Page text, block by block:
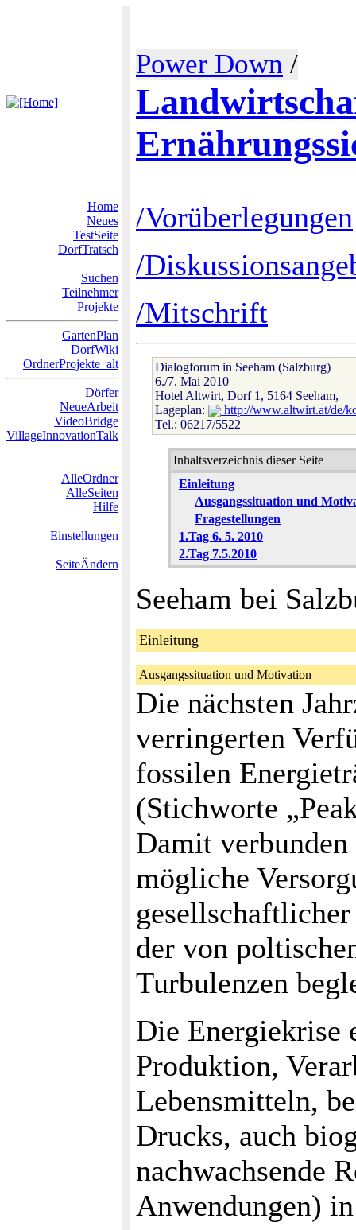
Power Down /
Home
Neues
TestSeite
DorfTratsch
Suchen
Teilnehmer
Projekte
GartenPlan
DorfWiki
OrdnerProjekte_alt
Dörfer
NeueArbeit
VideoBridge
VillageInnovationTalk
AlleOrdner
AlleSeiten
Hilfe
Einstellungen
SeiteÄndern
/Vorüberlegungen
/
/Mitschrift
Dialogforum in Seeham (Salzburg)
6./7. Mai 2010
Hotel Altwirt, Dorf 1, 5164 Seeham,
Lageplan:
http://www.altwirt.at/de/
Tel.: 06217/5522
Inhaltsverzeichnis dieser Seite
Einleitung
Ausgangssituation und
Fragestellungen
1.Tag 6. 5. 2010
2.Tag 7.5.2010
Seeham bei
Einleitung
Ausgangssituation und Motivation
Die nächsten
verringerten
fossilen
(Stichworte
Damit
mögliche
der von
Turbulenzen
Die Energiekrise
Produktion,
Lebensmitteln,
Drucks, auch
nachwachsende
Anwendungen)